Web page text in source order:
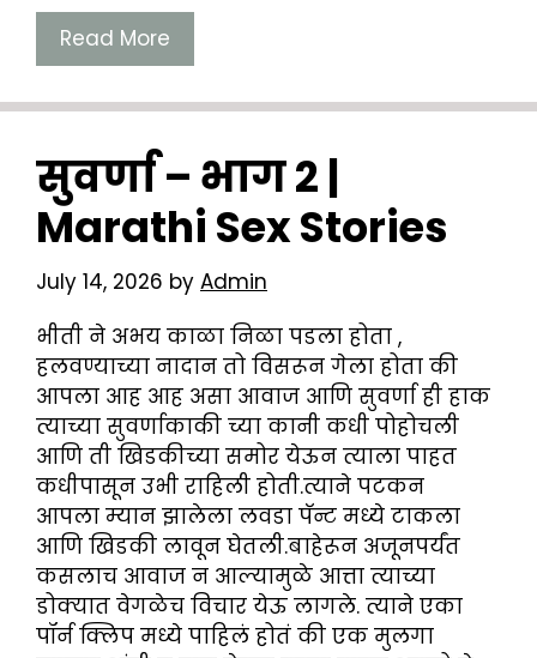
Read More
सुवर्णा – भाग 2 |
Marathi Sex Stories
July 14, 2026 by Admin
भीती ने अभय काळा निळा पडला होता ,
हलवण्याच्या नादान तो विसरून गेला होता की
आपला आह आह असा आवाज आणि सुवर्णा ही हाक
त्याच्या सुवर्णाकाकी च्या कानी कधी पोहोचली
आणि ती खिडकीच्या समोर येऊन त्याला पाहत
कधीपासून उभी राहिली होती.त्याने पटकन
आपला म्यान झालेला लवडा पॅन्ट मध्ये टाकला
आणि खिडकी लावून घेतली.बाहेरून अजूनपर्यंत
कसलाच आवाज न आल्यामुळे आत्ता त्याच्या
डोक्यात वेगळेच विचार येऊ लागले. त्याने एका
पॉर्न क्लिप मध्ये पाहिलं होतं की एक मुलगा